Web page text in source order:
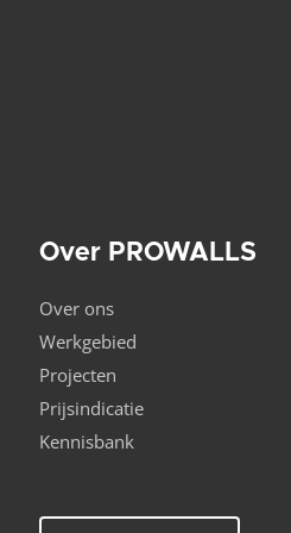
Over PROWALLS
Over ons
Werkgebied
Projecten
Prijsindicatie
Kennisbank